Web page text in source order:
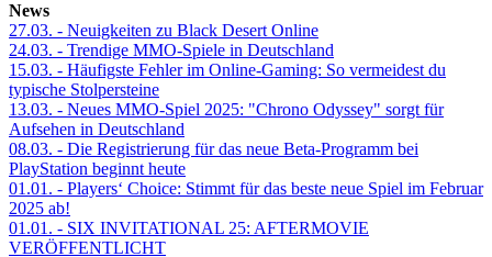
News
27.03. - Neuigkeiten zu Black Desert Online
24.03. - Trendige MMO-Spiele in Deutschland
15.03. - Häufigste Fehler im Online-Gaming: So vermeidest du
typische Stolpersteine
13.03. - Neues MMO-Spiel 2025: "Chrono Odyssey" sorgt für
Aufsehen in Deutschland
08.03. - Die Registrierung für das neue Beta-Programm bei
PlayStation beginnt heute
01.01. - Players‘ Choice: Stimmt für das beste neue Spiel im Februar
2025 ab!
01.01. - SIX INVITATIONAL 25: AFTERMOVIE
VERÖFFENTLICHT